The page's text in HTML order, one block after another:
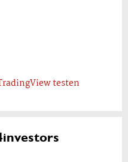
testen